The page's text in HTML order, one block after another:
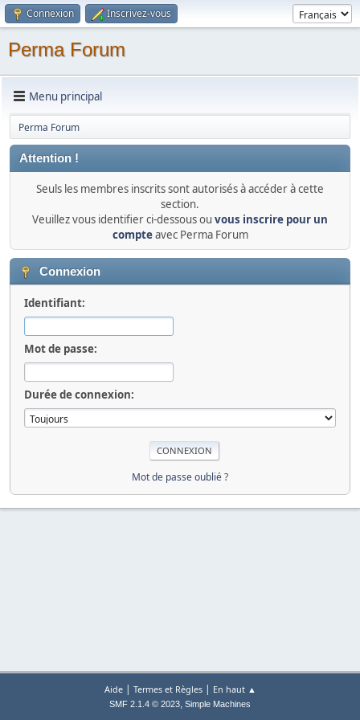
Connexion Inscrivez-vous
Perma Forum
Menu principal
Perma Forum
Attention !
Seuls les membres inscrits sont autorisés à accéder à cette
section.
Veuillez vous identifier ci-dessous ou vous inscrire pour un
compteavec Perma Forum
Connexion
Identifiant:
Mot de passe:
Durée de connexion:
Mot de passe oublié ?
Aide| Termes et Règles| En haut ▲
SMF 2.1.4 © 2023, Simple Machines